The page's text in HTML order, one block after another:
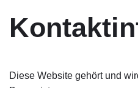
Diese Website gehört und